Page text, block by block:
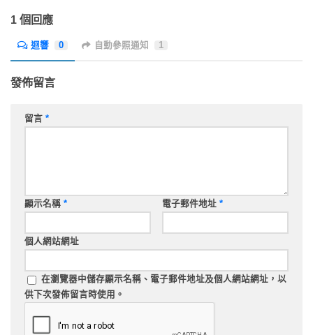
1 個回應
迴響 0 自動參照通知 1
發佈留言
留言 *
顯示名稱 * 電子郵件地址 *
個人網站網址
在瀏覽器中儲存顯示名稱、電子郵件地址及個人網站網址，以
供下次發佈留言時使用。